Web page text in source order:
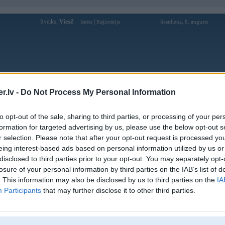
- Do Not Process My Personal Information
opt-out of the sale, sharing to third parties, or processing of your
for targeted advertising by us, please use the below opt-out
selection. Please note that after your opt-out request is processed
interest-based ads based on personal information utilized by us
to third parties prior to your opt-out. You may separately
of your personal information by third parties on the IAB’s list of
This information may also be disclosed by us to third parties on the
Participants that may further disclose it to other third parties.
Sveiks, Viesi! Ienākt Reģistrācija Sestdiena, 8. augusts
Forums Galerijas Reģistrācija Lietotāji
Lietotāja Bet88rdcom profils
Lietotājvārds:
Bet88rdcom
Nodarbošanās:
BET88
Ziņojumi forumā:
0
[Pēdējie ziņojumi forumā]